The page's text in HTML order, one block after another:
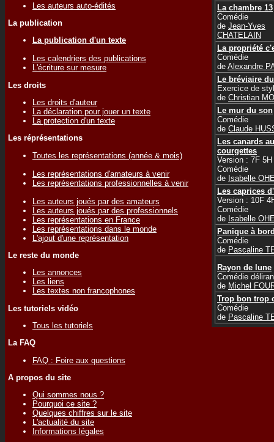
Les auteurs auto-édités
La publication
La publication d'un texte
Les calendriers des publications
L'écriture sur mesure
Les droits
Les droits d'auteur
La déclaration pour jouer un texte
La protection d'un texte
Les réprésentations
Toutes les représentations (année & mois)
Les représentations d'amateurs à venir
Les représentations professionnelles à venir
Les auteurs joués par des amateurs
Les auteurs joués par des professionnels
Les représentations en France
Les représentations dans le monde
L'ajout d'une représentation
Le reste du monde
Les annonces
Les liens
Les textes non francophones
Les tutoriels vidéo
Tous les tutoriels
La FAQ
FAQ : Foire aux questions
A propos du site
Qui sommes nous ?
Pourquoi ce site ?
Quelques chiffres sur le site
L'actualité du site
Informations légales
La chambre 13
Comédie
de Jean-Yves
CHATELAIN
La propriété
Comédie
de Alexandre
Le bréviaire
Exercice de
de Christian
Le mur du son
Comédie
de Claude
Les canards
courgettes
Version : 7F 5H
Comédie
de Isabelle
Les caprices
Version : 10F
Comédie
de Isabelle
Panique à
Comédie
de Pascaline
Rayon de lune
Comédie
de Michel
Trop bon trop
Comédie
de Pascaline